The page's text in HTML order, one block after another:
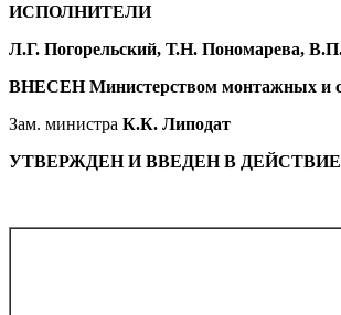
ИСПОЛНИТЕЛИ
Л.Г. Погорельский, Т.Н. Пономарева,
ВНЕСЕН Министерством монтажных и
Зам. министра К.К. Липодат
УТВЕРЖДЕН И ВВЕДЕН В ДЕЙСТВИЕ